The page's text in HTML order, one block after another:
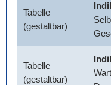
Tabelle
(gestaltbar)
Tabelle
(gestaltbar)